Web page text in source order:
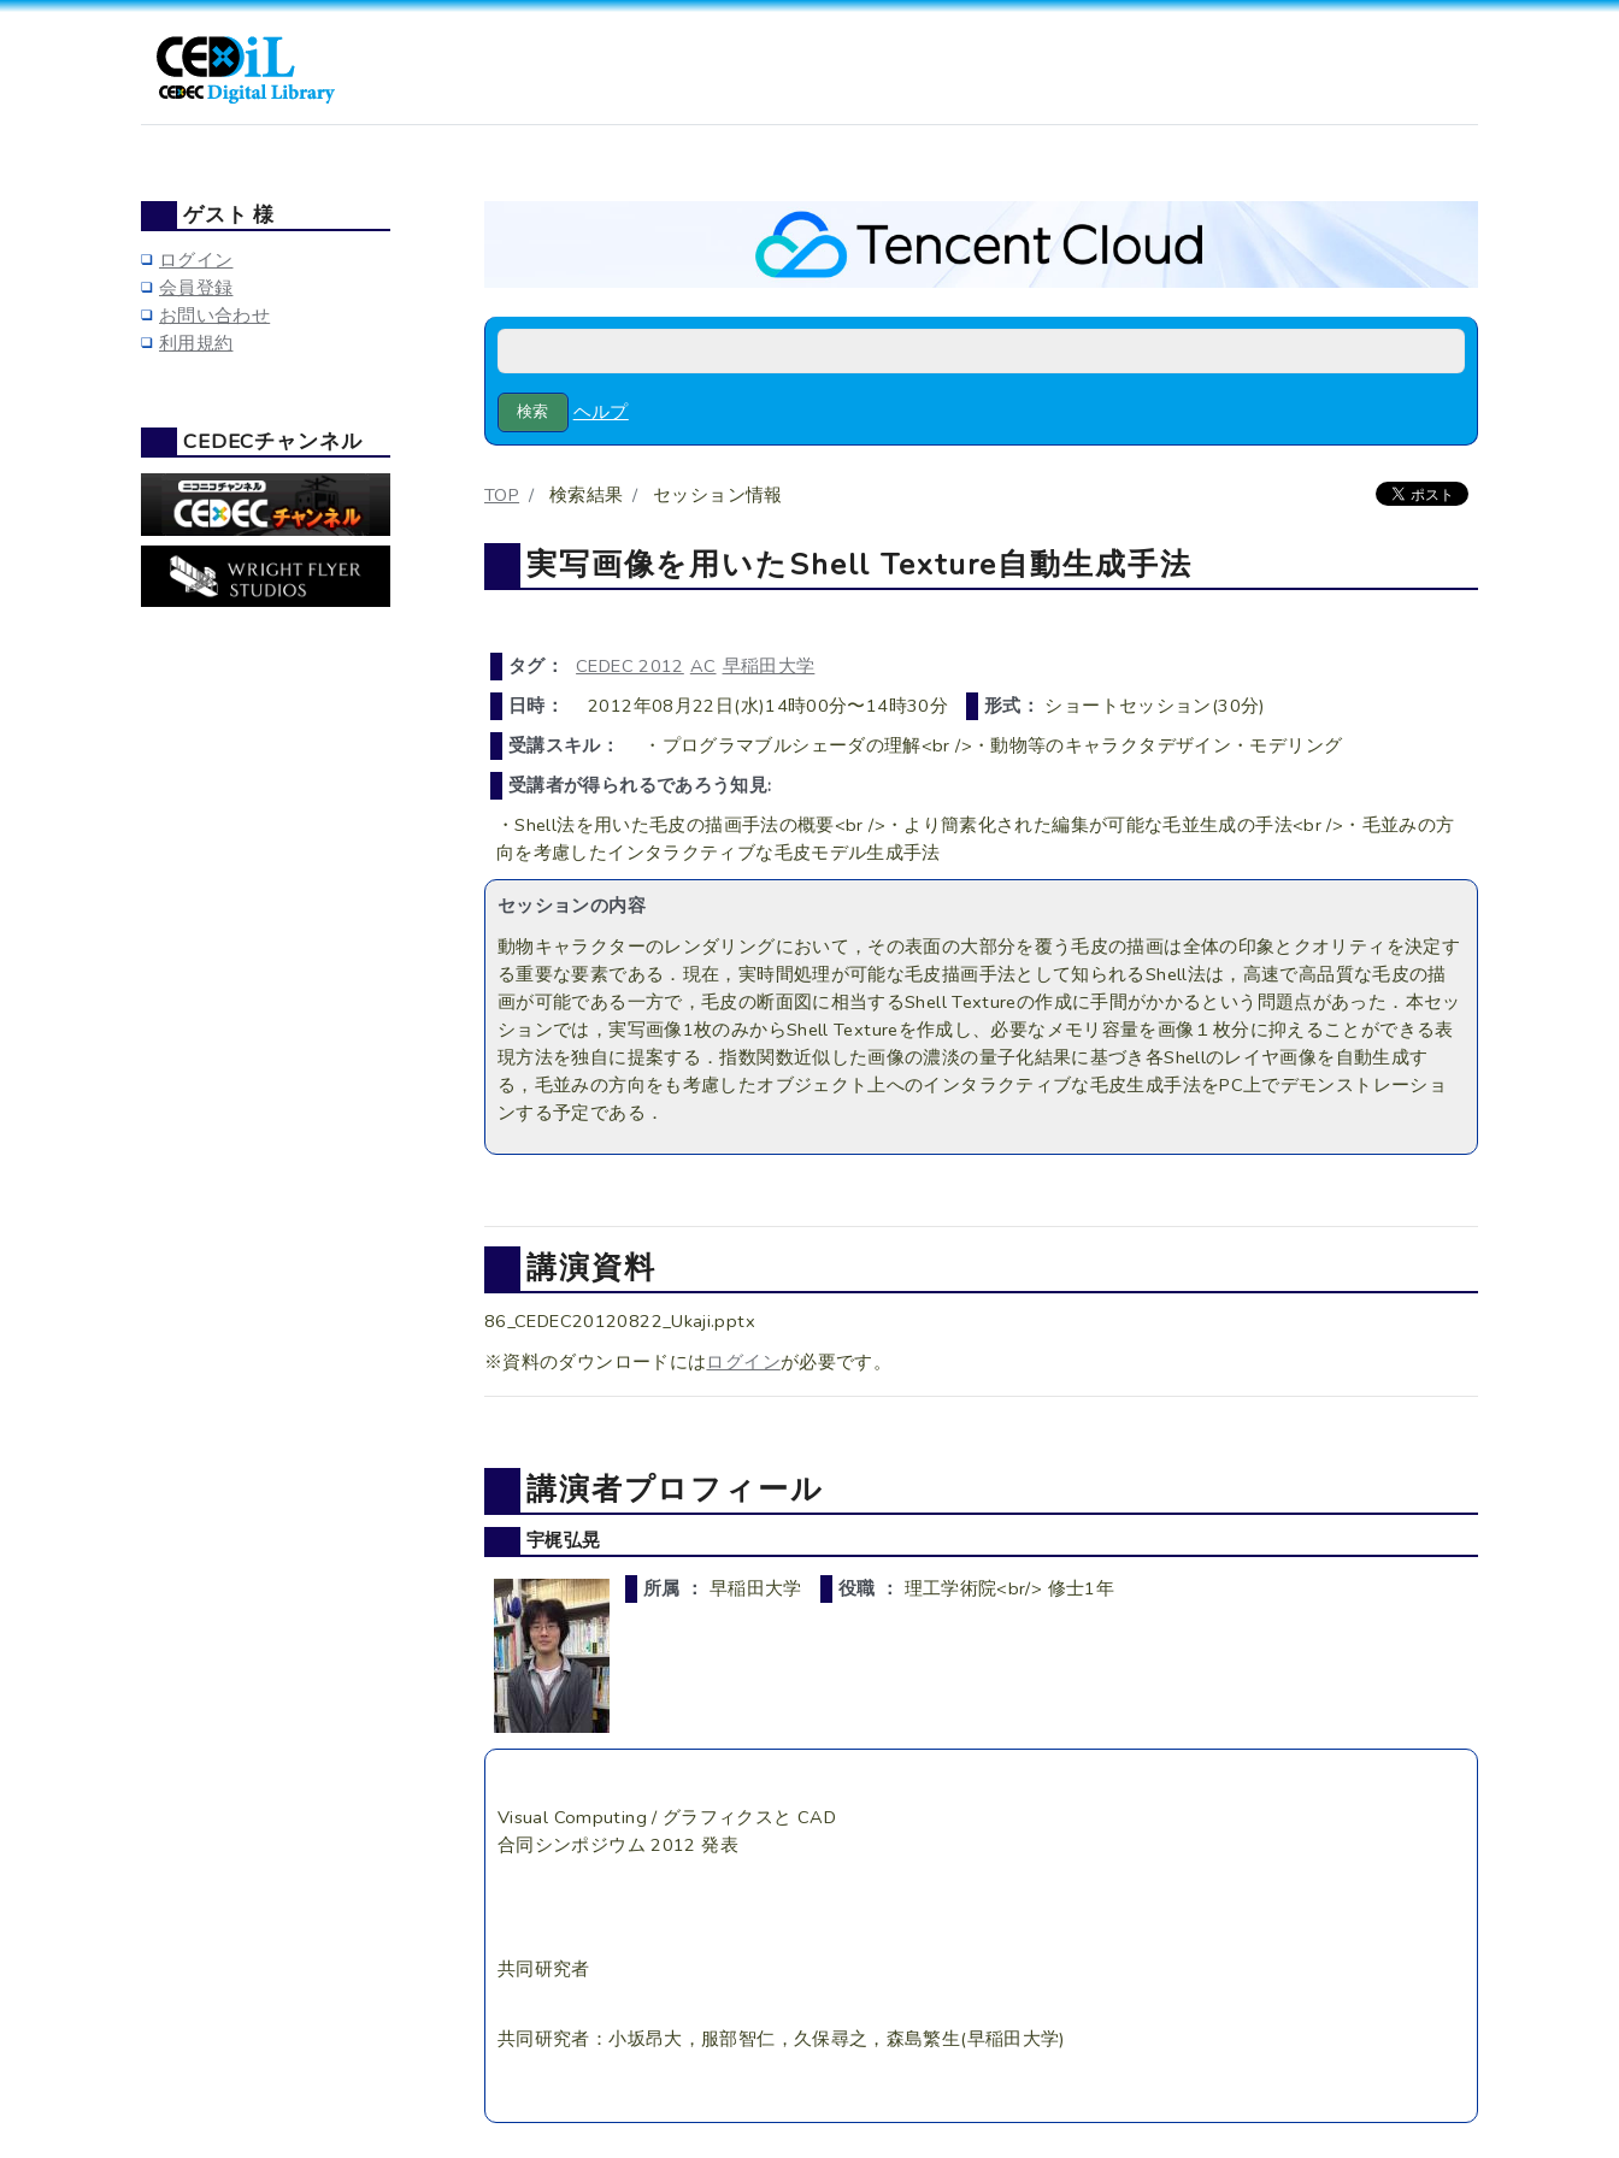
ヘルプ
TOP 検索結果 セッション情報
実写画像を用いたShell Texture自動生成手法
タグ： CEDEC 2012 AC 早稲田大学
日時：
2012年08月22日(水)14時00分〜14時30分 形式： ショートセッション(30分)
受講スキル：
・プログラマブルシェーダの理解<br />・動物等のキャラクタデザイン・モデリング
受講者が得られるであろう知見:
・Shell法を用いた毛皮の描画手法の概要<br />・より簡素化された編集が可能な毛並生成の手法<br />・毛並みの方
向を考慮したインタラクティブな毛皮モデル生成手法
セッションの内容
動物キャラクターのレンダリングにおいて，その表面の大部分を覆う毛皮の描画は全体の印象とクオリティを決定す
る重要な要素である．現在，実時間処理が可能な毛皮描画手法として知られるShell法は，高速で高品質な毛皮の描
画が可能である一方で，毛皮の断面図に相当するShell Textureの作成に手間がかかるという問題点があった．本セッ
ションでは，実写画像1枚のみからShell Textureを作成し、必要なメモリ容量を画像１枚分に抑えることができる表
現方法を独自に提案する．指数関数近似した画像の濃淡の量子化結果に基づき各Shellのレイヤ画像を自動生成す
る，毛並みの方向をも考慮したオブジェクト上へのインタラクティブな毛皮生成手法をPC上でデモンストレーショ
ンする予定である．
講演資料
86_CEDEC20120822_Ukaji.pptx
※資料のダウンロードには ログインが必要です。
講演者プロフィール
宇梶弘晃
所属 ： 早稲田大学 役職 ： 理工学術院<br/> 修士1年
Visual Computing / グラフィクスと CAD
合同シンポジウム 2012 発表
共同研究者
共同研究者：小坂昂大，服部智仁，久保尋之，森島繁生(早稲田大学)
ゲスト 様
ログイン
会員登録
お問い合わせ
利用規約
CEDECチャンネル